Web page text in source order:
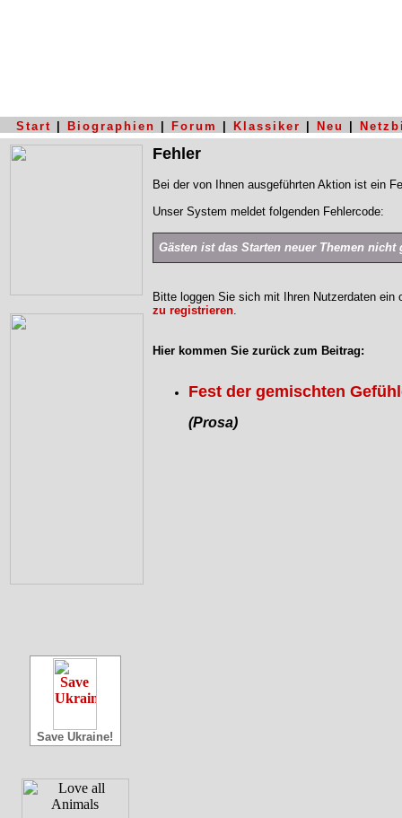
Start Biographien Forum Klassiker Neu
Save Ukraine!
Fehler
Bei der von Ihnen ausgeführten Aktion ist ein
Unser System meldet folgenden Fehlercode:
Gästen ist das Starten neuer Themen nicht
Bitte loggen Sie sich mit Ihren Nutzerdaten
zu registrieren.
Hier kommen Sie zurück zum Beitrag:
Fest der gemischten
(Prosa)